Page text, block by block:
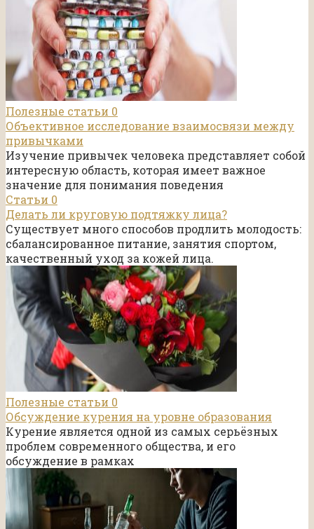
Полезные статьи 0
Объективное исследование взаимосвязи между
привычками
Изучение привычек человека представляет собой
интересную область, которая имеет важное
значение для понимания поведения
Статьи 0
Делать ли круговую подтяжку лица?
Существует много способов продлить молодость:
сбалансированное питание, занятия спортом,
качественный уход за кожей лица.
Полезные статьи 0
Обсуждение курения на уровне образования
Курение является одной из самых серьёзных
проблем современного общества, и его
обсуждение в рамках